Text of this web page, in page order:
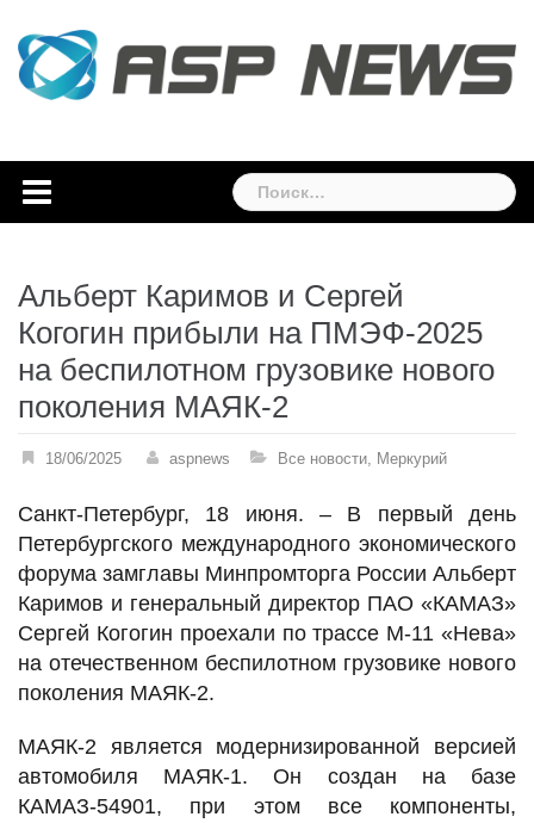
content
Найти:
Альберт Каримов и Сергей
Когогин прибыли на ПМЭФ-2025
на беспилотном грузовике нового
поколения МАЯК-2
18/06/2025 aspnews Все новости, Меркурий
Санкт-Петербург, 18 июня. – В первый день
Петербургского международного экономического
форума замглавы Минпромторга России Альберт
Каримов и генеральный директор ПАО «КАМАЗ»
Сергей Когогин проехали по трассе М-11 «Нева»
на отечественном беспилотном грузовике нового
поколения МАЯК-2.
МАЯК-2 является модернизированной версией
автомобиля МАЯК-1. Он создан на базе
КАМАЗ-54901, при этом все компоненты,